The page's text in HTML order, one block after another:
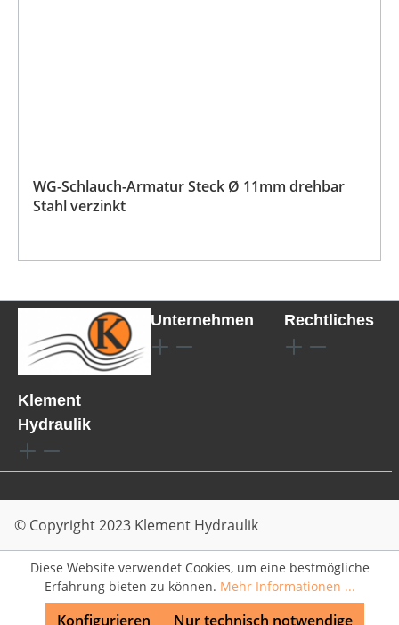
WG-Schlauch-Armatur Steck Ø 11mm drehbar
Stahl verzinkt
Klement
Hydraulik
Unternehmen Rechtliches
© Copyright 2023 Klement Hydraulik
Diese Website verwendet Cookies, um eine bestmögliche
Erfahrung bieten zu können. Mehr Informationen ...
Nur technisch notwendige
Konfigurieren